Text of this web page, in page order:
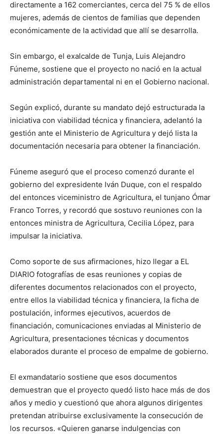
directamente a 162 comerciantes, cerca del 75 % de ellos
mujeres, además de cientos de familias que dependen
económicamente de la actividad que allí se desarrolla.
Sin embargo, el exalcalde de Tunja, Luis Alejandro
Fúneme, sostiene que el proyecto no nació en la actual
administración departamental ni en el Gobierno nacional.
Según explicó, durante su mandato dejó estructurada la
iniciativa con viabilidad técnica y financiera, adelantó la
gestión ante el Ministerio de Agricultura y dejó lista la
documentación necesaria para obtener la financiación.
Fúneme aseguró que el proceso comenzó durante el
gobierno del expresidente Iván Duque, con el respaldo
del entonces viceministro de Agricultura, el tunjano Ómar
Franco Torres, y recordó que sostuvo reuniones con la
entonces ministra de Agricultura, Cecilia López, para
impulsar la iniciativa.
Como soporte de sus afirmaciones, hizo llegar a EL
DIARIO fotografías de esas reuniones y copias de
diferentes documentos relacionados con el proyecto,
entre ellos la viabilidad técnica y financiera, la ficha de
postulación, informes ejecutivos, acuerdos de
financiación, comunicaciones enviadas al Ministerio de
Agricultura, presentaciones técnicas y documentos
elaborados durante el proceso de empalme de gobierno.
El exmandatario sostiene que esos documentos
demuestran que el proyecto quedó listo hace más de dos
años y medio y cuestionó que ahora algunos dirigentes
pretendan atribuirse exclusivamente la consecución de
los recursos. «Quieren ganarse indulgencias con